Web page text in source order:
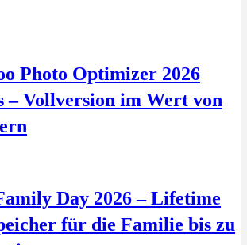
Photo Optimizer 2026
– Vollversion im Wert von
Day 2026 – Lifetime
für die Familie bis zu